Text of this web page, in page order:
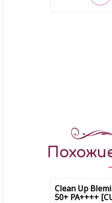
Clean Up
50+ PA++++